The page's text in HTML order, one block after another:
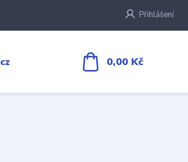
Přihlášení
0,00 Kč